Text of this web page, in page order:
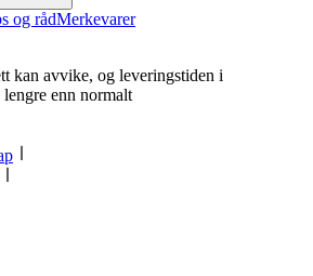
og rådMerkevarer
kan avvike, og leveringstiden i
enn normalt